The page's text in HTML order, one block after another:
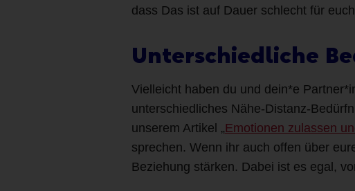
dass Das ist auf Dauer schlecht für
Unterschiedliche
Vielleicht haben du und dein*e
unterschiedliches Nähe-Distanz-
unserem Artikel „Emotionen zulassen
sprechen. Wenn ihr auch offen über
Beziehung stärken. Dabei ist es egal,